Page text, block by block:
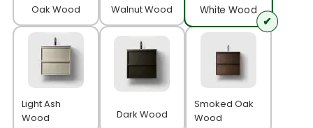
Oak Wood Walnut Wood White Wood
Light Ash
Wood
Dark Wood
Smoked Oak
Wood